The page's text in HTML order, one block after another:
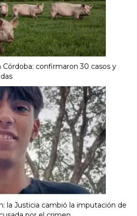
confirmaron 30 casos y
la Justicia cambió la imputación de